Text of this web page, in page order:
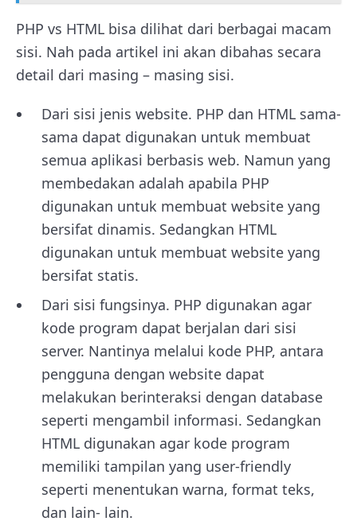
PHP vs HTML bisa dilihat dari berbagai macam
sisi. Nah pada artikel ini akan dibahas secara
detail dari masing – masing sisi.
Dari sisi jenis website. PHP dan HTML sama-
sama dapat digunakan untuk membuat
semua aplikasi berbasis web. Namun yang
membedakan adalah apabila PHP
digunakan untuk membuat website yang
bersifat dinamis. Sedangkan HTML
digunakan untuk membuat website yang
bersifat statis.
Dari sisi fungsinya. PHP digunakan agar
kode program dapat berjalan dari sisi
server. Nantinya melalui kode PHP, antara
pengguna dengan website dapat
melakukan berinteraksi dengan database
seperti mengambil informasi. Sedangkan
HTML digunakan agar kode program
memiliki tampilan yang user-friendly
seperti menentukan warna, format teks,
dan lain- lain.